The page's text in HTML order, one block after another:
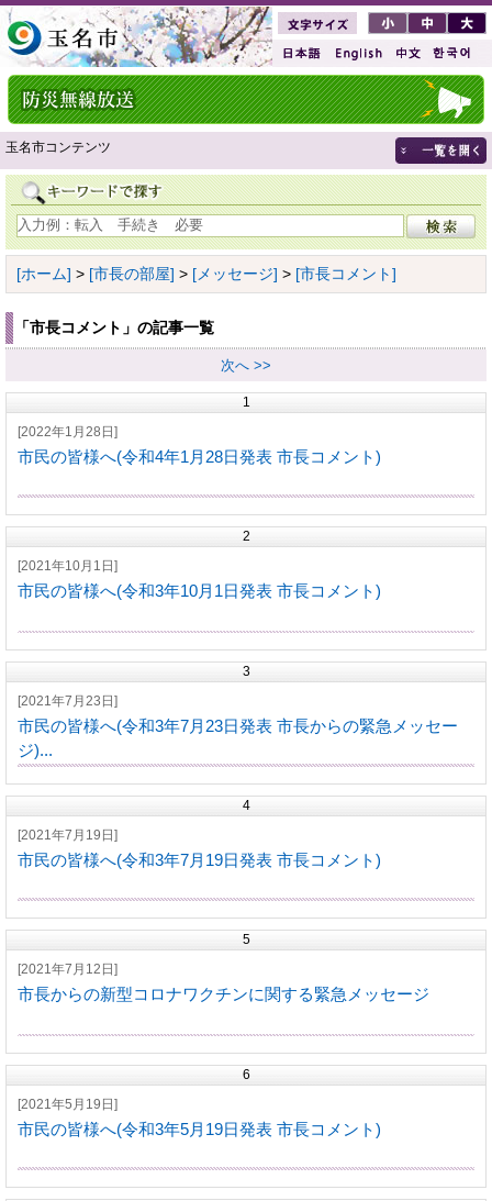
玉名市コンテンツ
[ホーム] > [市長の部屋] > [メッセージ] > [市長コメント]
「市長コメント」の記事一覧
次へ >>
1
[2022年1月28日]
市民の皆様へ(令和4年1月28日発表 市長コメント)
2
[2021年10月1日]
市民の皆様へ(令和3年10月1日発表 市長コメント)
3
[2021年7月23日]
市民の皆様へ(令和3年7月23日発表 市長からの緊急メッセー
ジ)...
4
[2021年7月19日]
市民の皆様へ(令和3年7月19日発表 市長コメント)
5
[2021年7月12日]
市長からの新型コロナワクチンに関する緊急メッセージ
6
[2021年5月19日]
市民の皆様へ(令和3年5月19日発表 市長コメント)